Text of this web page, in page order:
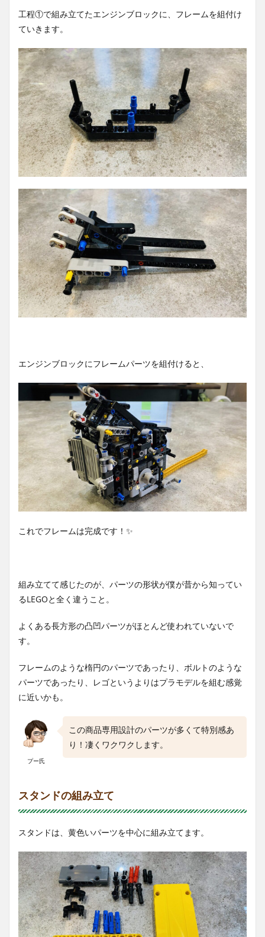
工程①で組み立てたエンジンブロックに、フレームを組付け
ていきます。
エンジンブロックにフレームパーツを組付けると、
これでフレームは完成です！✨
組み立てて感じたのが、パーツの形状が僕が昔から知ってい
るLEGOと全く違うこと。
よくある長方形の凸凹パーツがほとんど使われていないで
す。
フレームのような楕円のパーツであったり、ボルトのような
パーツであったり、レゴというよりはプラモデルを組む感覚
に近いかも。
プー氏
この商品専用設計のパーツが多くて特別感あ
り！凄くワクワクします。
スタンドの組み立て
スタンドは、黄色いパーツを中心に組み立てます。